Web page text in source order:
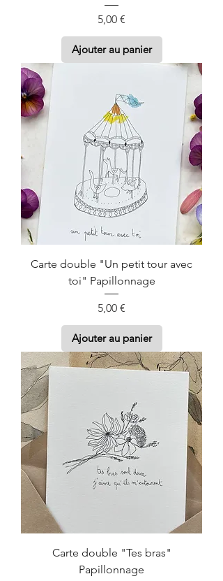
Prix
5,00 €
Ajouter au panier
Carte double "Un petit tour avec
toi" Papillonnage
Prix
5,00 €
Ajouter au panier
Carte double "Tes bras"
Papillonnage